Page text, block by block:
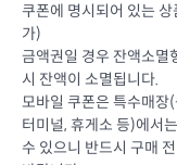
쿠폰에 명시되어 있는
가)
금액권일 경우 잔액소멸
시 잔액이 소멸됩니다.
모바일 쿠폰은 특수매장
터미널, 휴게소 등)에서
수 있으니 반드시 구매